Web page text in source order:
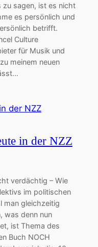
zu sagen, ist es nicht
es persönlich und
betrifft.
Culture
für Musik und
meinem neuen
in der NZZ
verdächtig – Wie
im politischen
man gleichzeitig
was denn nun
ist Thema des
Buch NOCH